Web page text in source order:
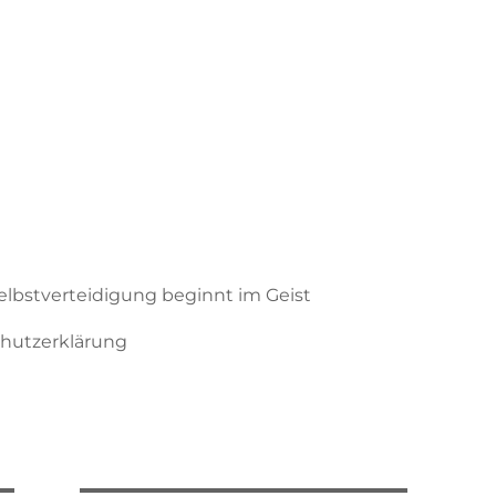
beginnt im Geist